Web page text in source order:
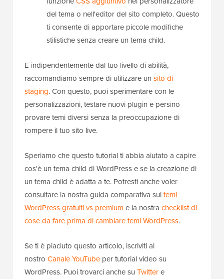
del tema o nell'editor del sito completo. Questo
ti consente di apportare piccole modifiche
stilistiche senza creare un tema child.
E indipendentemente dal tuo livello di abilità,
raccomandiamo sempre di utilizzare un sito di
staging. Con questo, puoi sperimentare con le
personalizzazioni, testare nuovi plugin e persino
provare temi diversi senza la preoccupazione di
rompere il tuo sito live.
Speriamo che questo tutorial ti abbia aiutato a capire
cos'è un tema child di WordPress e se la creazione di
un tema child è adatta a te. Potresti anche voler
consultare la nostra guida comparativa suitemi
WordPress gratuiti vs premium e la nostra checklist di
cose da fare prima di cambiare temi WordPress.
Se ti è piaciuto questo articolo, iscriviti al
nostro Canale YouTube per tutorial video su
WordPress. Puoi trovarci anche su Twittere